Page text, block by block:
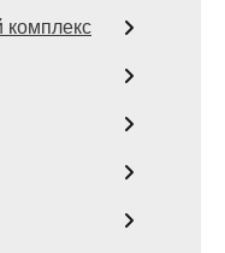
комплекс